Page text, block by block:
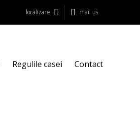
localizare mail us
Regulile casei Contact